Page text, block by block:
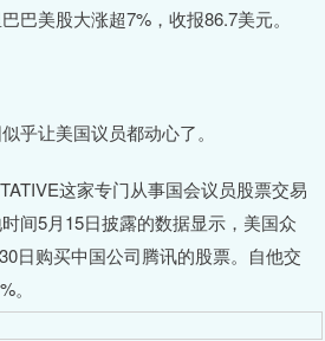
巴美股大涨超7%，收报86.7美元。
让美国议员都动心了。
这家专门从事国会议员股票交易
间5月15日披露的数据显示，美国众
日购买中国公司腾讯的股票。自他交
。